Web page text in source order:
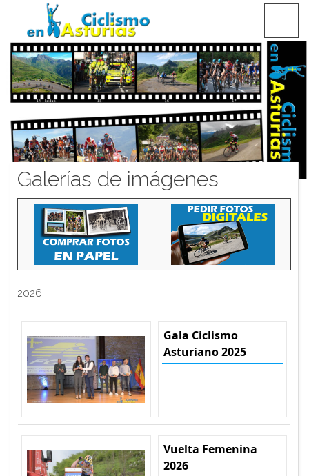
CICLISMO EN ASTURIAS
Galerías de imágenes
2026
Gala Ciclismo
Asturiano 2025
Vuelta Femenina
2026